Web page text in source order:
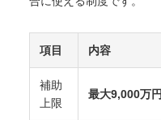
項目 内容
補助
上限
最大9,000万円